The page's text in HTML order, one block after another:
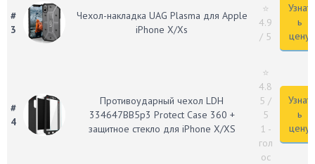
#
3
Чехол-накладка UAG Plasma для Apple
iPhone X/Xs
⭐
4.9
/ 5
Узнат
ь
цену
#
4
Противоударный чехол LDH
334647BB5p3 Protect Case 360 +
защитное стекло для iPhone X/XS
⭐
4.8
5 /
5
1 -
гол
ос
Узнат
ь
цену